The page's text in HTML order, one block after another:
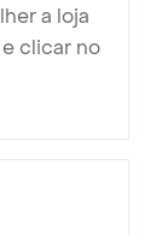
a loja
clicar no